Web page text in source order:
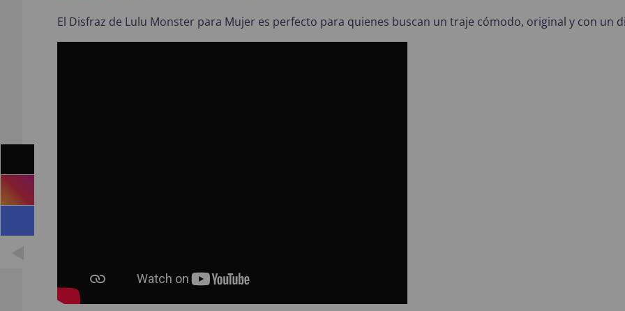
El Disfraz de Lulu Monster para Mujer es perfecto para quienes buscan un traje cómodo, original y con un